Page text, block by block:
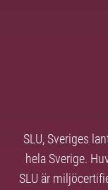
SLU, Sveriges
hela Sverige.
SLU är